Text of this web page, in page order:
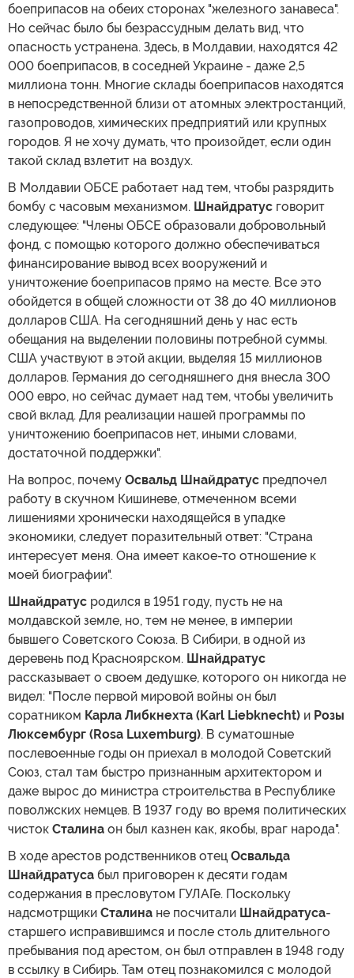
боеприпасов на обеих сторонах "железного занавеса".
Но сейчас было бы безрассудным делать вид, что
опасность устранена. Здесь, в Молдавии, находятся 42
000 боеприпасов, в соседней Украине - даже 2,5
миллиона тонн. Многие склады боеприпасов находятся
в непосредственной близи от атомных электростанций,
газопроводов, химических предприятий или крупных
городов. Я не хочу думать, что произойдет, если один
такой склад взлетит на воздух.
В Молдавии ОБСЕ работает над тем, чтобы разрядить
бомбу с часовым механизмом. Шнайдратус говорит
следующее: "Члены ОБСЕ образовали добровольный
фонд, с помощью которого должно обеспечиваться
финансирование вывод всех вооружений и
уничтожение боеприпасов прямо на месте. Все это
обойдется в общей сложности от 38 до 40 миллионов
долларов США. На сегодняшний день у нас есть
обещания на выделении половины потребной суммы.
США участвуют в этой акции, выделяя 15 миллионов
долларов. Германия до сегодняшнего дня внесла 300
000 евро, но сейчас думает над тем, чтобы увеличить
свой вклад. Для реализации нашей программы по
уничтожению боеприпасов нет, иными словами,
достаточной поддержки".
На вопрос, почему Освальд Шнайдратус предпочел
работу в скучном Кишиневе, отмеченном всеми
лишениями хронически находящейся в упадке
экономики, следует поразительный ответ: "Страна
интересует меня. Она имеет какое-то отношение к
моей биографии".
Шнайдратус родился в 1951 году, пусть не на
молдавской земле, но, тем не менее, в империи
бывшего Советского Союза. В Сибири, в одной из
деревень под Красноярском. Шнайдратус
рассказывает о своем дедушке, которого он никогда не
видел: "После первой мировой войны он был
соратником Карла Либкнехта (Karl Liebknecht) и Розы
Люксембург (Rosa Luxemburg). В суматошные
послевоенные годы он приехал в молодой Советский
Союз, стал там быстро признанным архитектором и
даже вырос до министра строительства в Республике
поволжских немцев. В 1937 году во время политических
чисток Сталина он был казнен как, якобы, враг народа".
В ходе арестов родственников отец Освальда
Шнайдратуса был приговорен к десяти годам
содержания в пресловутом ГУЛАГе. Поскольку
надсмотрщики Сталина не посчитали Шнайдратуса-
старшего исправившимся и после столь длительного
пребывания под арестом, он был отправлен в 1948 году
в ссылку в Сибирь. Там отец познакомился с молодой